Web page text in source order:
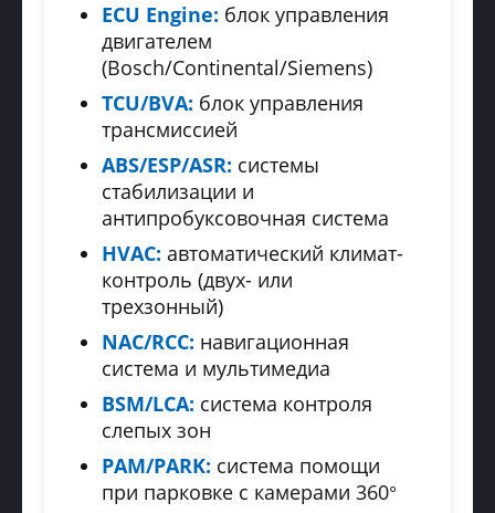
ECU Engine: блок управления
двигателем
(Bosch/Continental/Siemens)
TCU/BVA: блок управления
трансмиссией
ABS/ESP/ASR: системы
стабилизации и
антипробуксовочная система
HVAC: автоматический климат-
контроль (двух- или
трехзонный)
NAC/RCC: навигационная
система и мультимедиа
BSM/LCA: система контроля
слепых зон
PAM/PARK: система помощи
при парковке с камерами 360°